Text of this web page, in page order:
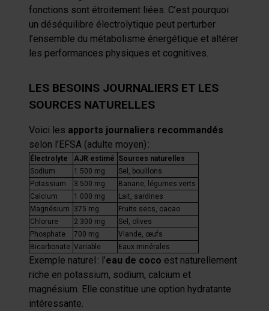
fonctions sont étroitement liées. C’est pourquoi
un déséquilibre électrolytique peut perturber
l’ensemble du métabolisme énergétique et altérer
les performances physiques et cognitives.
LES BESOINS JOURNALIERS ET LES
SOURCES NATURELLES
Voici les apports journaliers recommandés
selon l’EFSA (adulte moyen) :
Électrolyte AJR estimé Sources naturelles
Sodium
1 500 mg
Sel, bouillons
Potassium
3 500 mg
Banane, légumes verts
Calcium
1 000 mg
Lait, sardines
Magnésium
375 mg
Fruits secs, cacao
Chlorure
2 300 mg
Sel, olives
Phosphate
700 mg
Viande, œufs
Bicarbonate Variable Eaux minérales
Exemple naturel : l’eau de coco est naturellement
riche en potassium, sodium, calcium et
magnésium. Elle constitue une option hydratante
intéressante.